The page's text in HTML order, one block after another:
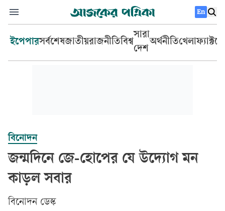
En
ইপেপারসর্বশেষজাতীয়রাজনীতিবিশ্ব
সারা
দেশ
অর্থনীতিখেলা
বিনোদন
জন্মদিনে জে-হোপের যে উদ্যোগ মন
কাড়ল সবার
বিনোদন ডেস্ক